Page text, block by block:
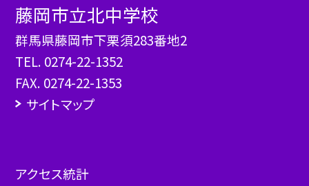
藤岡市立北中学校
群馬県藤岡市下栗須283番地2
TEL. 0274-22-1352
FAX. 0274-22-1353
サイトマップ
アクセス統計